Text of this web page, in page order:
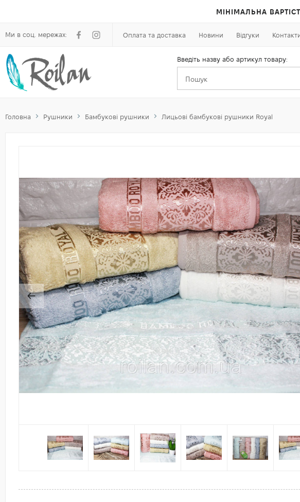
МІНІМАЛЬНА
Ми в соц. мережах: Оплата та доставка Новини Відгуки
Введіть назву або артикул товару:
Головна Рушники Бамбукові рушники Лицьові бамбукові рушники Royal